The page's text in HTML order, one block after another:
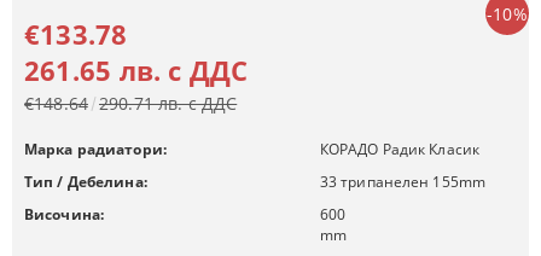
-10%
€133.78
261.65 лв. с ДДС
€148.64 290.71 лв. с ДДС
Марка радиатори:
КОРАДО Радик Класик
Тип / Дебелина:
33 трипанелен 155mm
Височина:
600
mm